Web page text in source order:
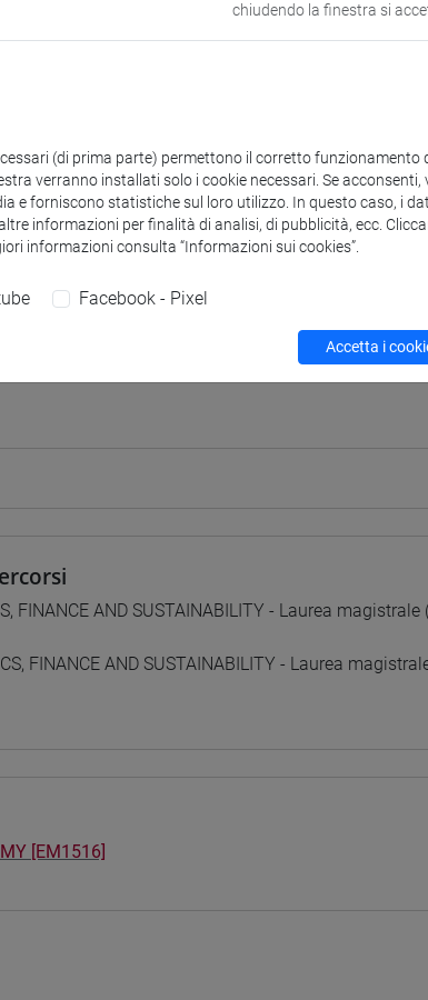
Programma
FINANCE AND SUSTAINABILITY - Laurea magistrale
FINANCE AND SUSTAINABILITY - Laurea
[EM1516]
chiudendo la finestra si
(di prima parte) permettono il corretto
verranno installati solo i cookie necessari. Se
e forniscono statistiche sul loro utilizzo. In questo caso, i
informazioni per finalità di analisi, di pubblicità, ecc.
informazioni consulta “Informazioni sui cookies”.
Facebook - Pixel
Accetta i